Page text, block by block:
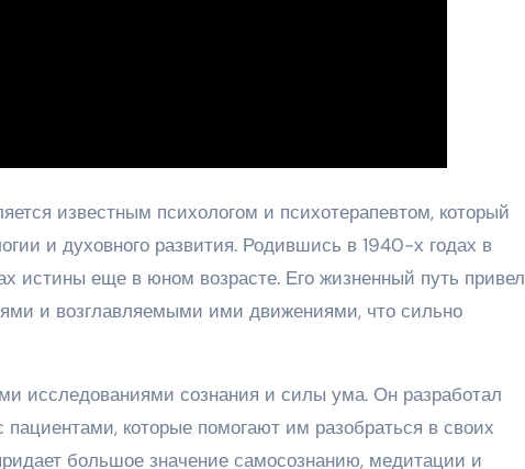
известным психологом и психотерапевтом, который
и духовного развития. Родившись в 1940-х годах в
истины еще в юном возрасте. Его жизненный путь привел
и возглавляемыми ими движениями, что сильно
исследованиями сознания и силы ума. Он разработал
которые помогают им разобраться в своих
большое значение самосознанию, медитации и